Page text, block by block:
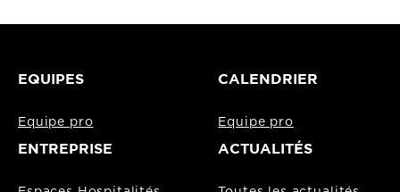
EQUIPES
Equipe pro
CALENDRIER
Equipe pro
ENTREPRISE ACTUALITÉS